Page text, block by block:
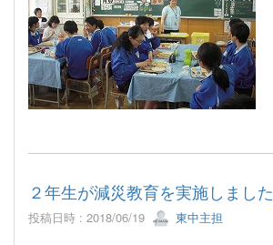
２年生が減災教育を実施しました
投稿日時 : 2018/06/19 東中主担